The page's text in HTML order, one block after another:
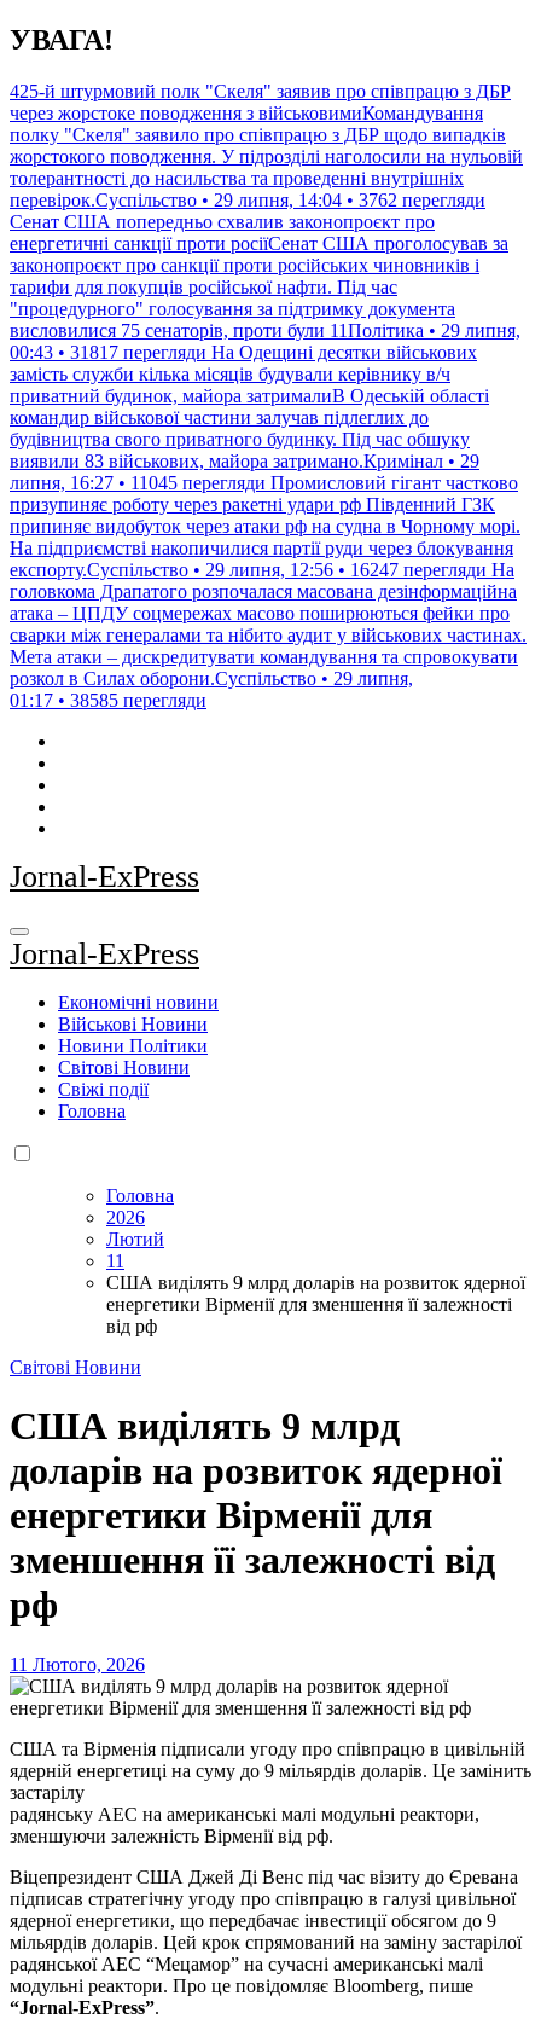
Перейти
до
УВАГА!
425-й штурмовий полк "Скеля" заявив про співпрацю з ДБР
через жорстоке поводження з військовимиКомандування
полку "Скеля" заявило про співпрацю з ДБР щодо випадків
жорстокого поводження. У підрозділі наголосили на нульовій
толерантності до насильства та проведенні внутрішніх
перевірок.Суспільство • 29 липня, 14:04 • 3762 перегляди
Сенат США попередньо схвалив законопроєкт про
енергетичні санкції проти росіїСенат США проголосував за
законопроєкт про санкції проти російських чиновників і
тарифи для покупців російської нафти. Під час
"процедурного" голосування за підтримку документа
висловилися 75 сенаторів, проти були 11Політика • 29 липня,
00:43 • 31817 перегляди На Одещині десятки військових
замість служби кілька місяців будували керівнику в/ч
приватний будинок, майора затрималиВ Одеській області
командир військової частини залучав підлеглих до
будівництва свого приватного будинку. Під час обшуку
виявили 83 військових, майора затримано.Кримінал • 29
липня, 16:27 • 11045 перегляди Промисловий гігант частково
призупиняє роботу через ракетні удари рф Південний ГЗК
припиняє видобуток через атаки рф на судна в Чорному морі.
На підприємстві накопичилися партії руди через блокування
експорту.Суспільство • 29 липня, 12:56 • 16247 перегляди На
головкома Драпатого розпочалася масована дезінформаційна
атака – ЦПДУ соцмережах масово поширюються фейки про
сварки між генералами та нібито аудит у військових частинах.
Мета атаки – дискредитувати командування та спровокувати
розкол в Силах оборони.Суспільство • 29 липня,
01:17 • 38585 перегляди
Jornal-ExPress
Jornal-ExPress
Економічні новини
Військові Новини
Новини Політики
Світові Новини
Свіжі події
Головна
Головна
2026
Лютий
11
США виділять 9 млрд доларів на розвиток ядерної
енергетики Вірменії для зменшення її залежності
від рф
Світові Новини
США виділять 9 млрд
доларів на розвиток ядерної
енергетики Вірменії для
зменшення її залежності від
рф
11 Лютого, 2026
США та Вірменія підписали угоду про співпрацю в цивільній
ядерній енергетиці на суму до 9 мільярдів доларів. Це замінить
застарілу
радянську АЕС на американські малі модульні реактори,
зменшуючи залежність Вірменії від рф.
Віцепрезидент США Джей Ді Венс під час візиту до Єревана
підписав стратегічну угоду про співпрацю в галузі цивільної
ядерної енергетики, що передбачає інвестиції обсягом до 9
мільярдів доларів. Цей крок спрямований на заміну застарілої
радянської АЕС “Мецамор” на сучасні американські малі
модульні реактори. Про це повідомляє Bloomberg, пише
“Jornal-ExPress”.